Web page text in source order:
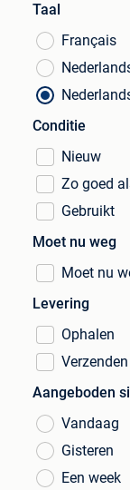
Taal
Français
Conditie
Nieuw
Zo goed
Gebruikt
Moet nu weg
Moet nu
Levering
Ophalen
Verzenden
Aangeboden
Vandaag
Gisteren
Een week